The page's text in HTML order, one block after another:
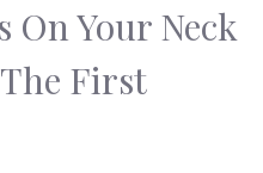
On Your Neck
First